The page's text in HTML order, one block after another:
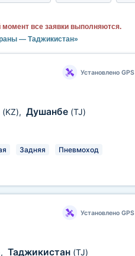
все заявки выполняются.
— Таджикистан»
Установлено GPS
(KZ), Душанбе (TJ)
Задняя Пневмоход
Установлено GPS
, Таджикистан (TJ)